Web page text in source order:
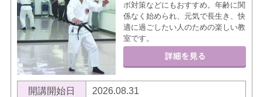
ボ対策などにもおすすめ。年齢に関
係なく始められ、元気で長生き、快
適に過ごしたい人のための楽しい教
室です。
開講開始日 2026.08.31